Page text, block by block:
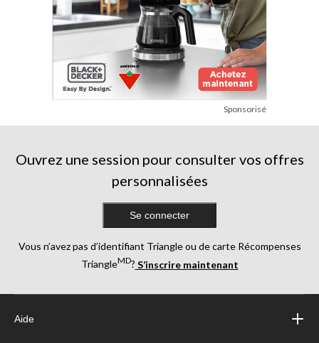
Sponsorisé
Ouvrez une session pour consulter vos offres
personnalisées
Se connecter
Vous n’avez pas d’identifiant Triangle ou de carte Récompenses
TriangleMD? S’inscrire maintenant
Aide